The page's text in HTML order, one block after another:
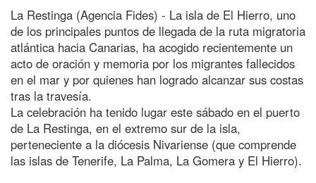
La Restinga (Agencia Fides) - La isla de El Hierro, uno
de los principales puntos de llegada de la ruta migratoria
atlántica hacia Canarias, ha acogido recientemente un
acto de oración y memoria por los migrantes fallecidos
en el mar y por quienes han logrado alcanzar sus costas
tras la travesía.
La celebración ha tenido lugar este sábado en el puerto
de La Restinga, en el extremo sur de la isla,
perteneciente a la diócesis Nivariense (que comprende
las islas de Tenerife, La Palma, La Gomera y El Hierro).